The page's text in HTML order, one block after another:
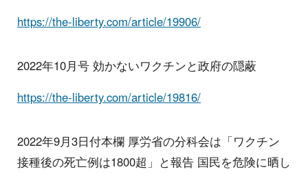
https://the-liberty.com/article/19906/
2022年10月号 効かないワクチンと政府の隠蔽
https://the-liberty.com/article/19816/
2022年9月3日付本欄 厚労省の分科会は「ワクチン
接種後の死亡例は1800超」と報告 国民を危険に晒し